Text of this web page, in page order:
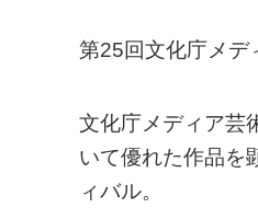
第25回文化庁メデ
文化庁メディア芸
いて優れた作品を
ィバル。